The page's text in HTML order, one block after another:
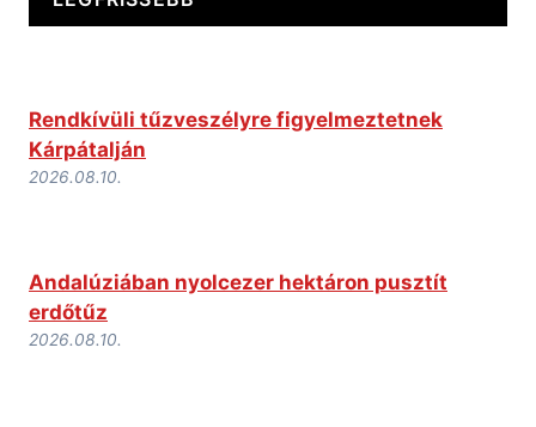
Rendkívüli tűzveszélyre figyelmeztetnek
Kárpátalján
2026.08.10.
Andalúziában nyolcezer hektáron pusztít
erdőtűz
2026.08.10.